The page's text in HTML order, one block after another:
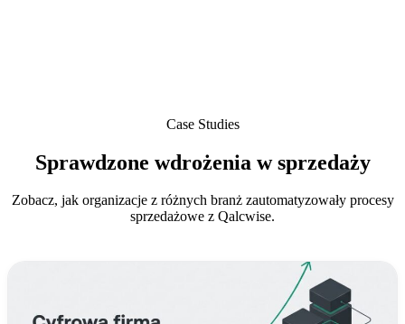
Case Studies
Sprawdzone wdrożenia w sprzedaży
Zobacz, jak organizacje z różnych branż zautomatyzowały procesy
sprzedażowe z Qalcwise.